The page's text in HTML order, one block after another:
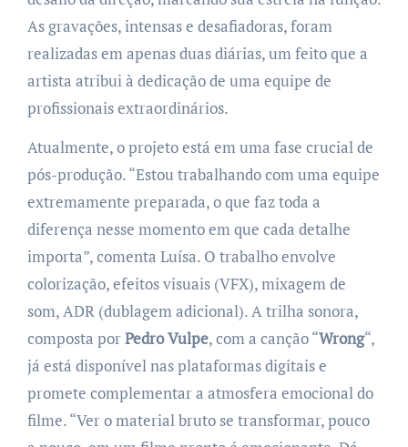
As gravações, intensas e desafiadoras, foram
realizadas em apenas duas diárias, um feito que a
artista atribui à dedicação de uma equipe de
profissionais extraordinários.
Atualmente, o projeto está em uma fase crucial de
pós-produção. “Estou trabalhando com uma equipe
extremamente preparada, o que faz toda a
diferença nesse momento em que cada detalhe
importa”, comenta Luísa. O trabalho envolve
colorização, efeitos visuais (VFX), mixagem de
som, ADR (dublagem adicional). A trilha sonora,
composta porPedro Vulpe, com a canção “Wrong“,
já está disponível nas plataformas digitais e
promete complementar a atmosfera emocional do
filme. “Ver o material bruto se transformar, pouco